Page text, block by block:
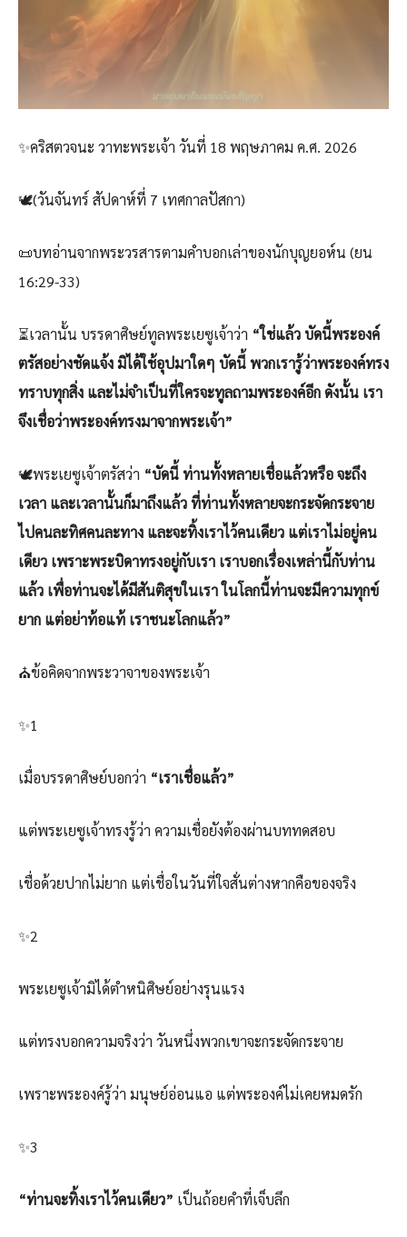
✨คริสตวจนะ วาทะพระเจ้า วันที่ 18 พฤษภาคม ค.ศ. 2026
🕊️(วันจันทร์ สัปดาห์ที่ 7 เทศกาลปัสกา)
📜บทอ่านจากพระวรสารตามคำบอกเล่าของนักบุญยอห์น (ยน
16:29-33)
⏳เวลานั้น บรรดาศิษย์ทูลพระเยซูเจ้าว่า “ใช่แล้ว บัดนี้พระองค์
ตรัสอย่างชัดแจ้ง มิได้ใช้อุปมาใดๆ บัดนี้ พวกเรารู้ว่าพระองค์ทรง
ทราบทุกสิ่ง และไม่จำเป็นที่ใครจะทูลถามพระองค์อีก ดังนั้น เรา
จึงเชื่อว่าพระองค์ทรงมาจากพระเจ้า”
🕊️พระเยซูเจ้าตรัสว่า “บัดนี้ ท่านทั้งหลายเชื่อแล้วหรือ จะถึง
เวลา และเวลานั้นก็มาถึงแล้ว ที่ท่านทั้งหลายจะกระจัดกระจาย
ไปคนละทิศคนละทาง และจะทิ้งเราไว้คนเดียว แต่เราไม่อยู่คน
เดียว เพราะพระบิดาทรงอยู่กับเรา เราบอกเรื่องเหล่านี้กับท่าน
แล้ว เพื่อท่านจะได้มีสันติสุขในเรา ในโลกนี้ท่านจะมีความทุกข์
ยาก แต่อย่าท้อแท้ เราชนะโลกแล้ว”
⛪ข้อคิดจากพระวาจาของพระเจ้า
✨1
เมื่อบรรดาศิษย์บอกว่า “เราเชื่อแล้ว”
แต่พระเยซูเจ้าทรงรู้ว่า ความเชื่อยังต้องผ่านบททดสอบ
เชื่อด้วยปากไม่ยาก แต่เชื่อในวันที่ใจสั่นต่างหากคือของจริง
✨2
พระเยซูเจ้ามิได้ตำหนิศิษย์อย่างรุนแรง
แต่ทรงบอกความจริงว่า วันหนึ่งพวกเขาจะกระจัดกระจาย
เพราะพระองค์รู้ว่า มนุษย์อ่อนแอ แต่พระองค์ไม่เคยหมดรัก
✨3
“ท่านจะทิ้งเราไว้คนเดียว” เป็นถ้อยคำที่เจ็บลึก